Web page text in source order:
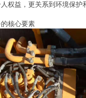
权益，更关系到环境保护
核心要素